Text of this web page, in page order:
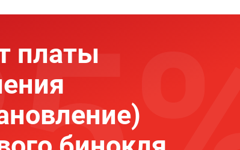
платы